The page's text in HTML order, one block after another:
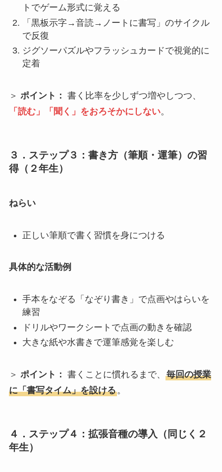
トでゲーム形式に覚える
「黒板示字→音読→ノートに書写」のサイクル
で反復
ジグソーパズルやフラッシュカードで視覚的に
定着
＞ ポイント： 書く比率を少しずつ増やしつつ、
「読む」「聞く」をおろそかにしない。
３．ステップ３：書き方（筆順・運筆）の習
得（２年生）
ねらい
正しい筆順で書く習慣を身につける
具体的な活動例
手本をなぞる「なぞり書き」で点画やはらいを
練習
ドリルやワークシートで点画の動きを確認
大きな紙や水書きで運筆感覚を楽しむ
＞ ポイント： 書くことに慣れるまで、 毎回の授業
に「書写タイム」を設ける。
４．ステップ４：拡張音種の導入（同じく２
年生）